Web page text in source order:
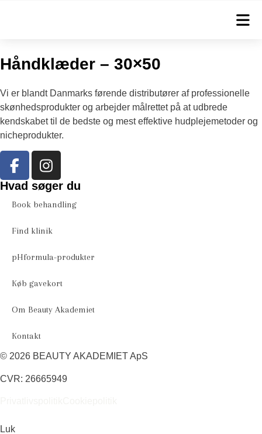
Håndklæder – 30×50
Vi er blandt Danmarks førende distributører af professionelle
skønhedsprodukter og arbejder målrettet på at udbrede
kendskabet til de bedste og mest effektive hudplejemetoder og
nicheprodukter.
Hvad søger du
Book behandling
Find klinik
pHformula-produkter
Køb gavekort
Om Beauty Akademiet
Kontakt
© 2026 BEAUTY AKADEMIET ApS
CVR: 26665949
Luk